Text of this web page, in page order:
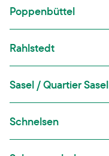
Poppenbüttel
Rahlstedt
Sasel / Quartier Sasel
Schnelsen